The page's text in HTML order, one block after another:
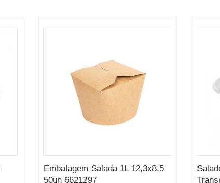
Embalagem Salada 1L 12,3x8,5
50un 6621297